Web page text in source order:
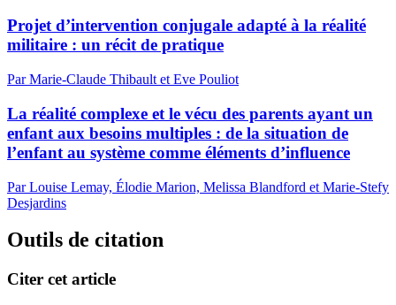
Projet d’intervention conjugale adapté à la réalité
militaire : un récit de pratique
Par Marie-Claude Thibault et Eve Pouliot
La réalité complexe et le vécu des parents ayant un
enfant aux besoins multiples : de la situation de
l’enfant au système comme éléments d’influence
Par Louise Lemay, Élodie Marion, Melissa Blandford et Marie-Stefy
Desjardins
Outils de citation
Citer cet article